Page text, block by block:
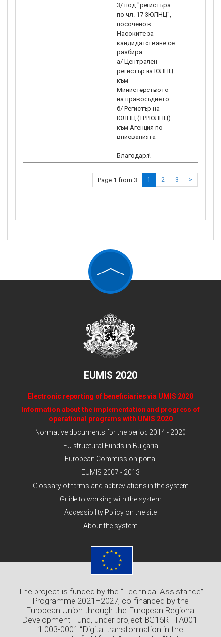
3/ под "регистъра
по чл. 17 ЗЮЛНЦ",
посочено в
Насоките за
кандидатстване се
разбира:
а/ Централен
регистър на ЮЛНЦ
към
Министерството
на правосъдието
б/ Регистър на
ЮЛНЦ (ТРРЮЛНЦ)
към Агенция по
вписванията
Благодаря!
Page 1 from 3 1 2 3 >
EUMIS 2020
Electronic reporting of beneficiaries via UMIS 2020
Information about the implementation and progress of
operational programs with UMIS 2020
Normative documents for the period 2014 - 2020
EU structural Funds in Bulgaria
European Commission portal
EUMIS 2007 - 2013
Glossary of terms and abbreviations in the system
Guide to working with the system
Accessibility Policy on the site
About the system
The project is funded by the “Technical Assistance”
Programme 2021–2027, co-financed by the
European Union through the European Regional
Development Fund, under project BG16RFTA001-
1.003-0001 “Digital transformation in the